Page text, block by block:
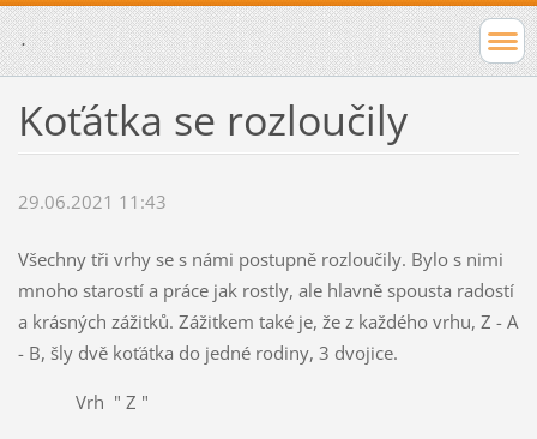
.
Koťátka se rozloučily
29.06.2021 11:43
Všechny tři vrhy se s námi postupně rozloučily. Bylo s nimi
mnoho starostí a práce jak rostly, ale hlavně spousta radostí
a krásných zážitků. Zážitkem také je, že z každého vrhu, Z - A
- B, šly dvě koťátka do jedné rodiny, 3 dvojice.
Vrh " Z "